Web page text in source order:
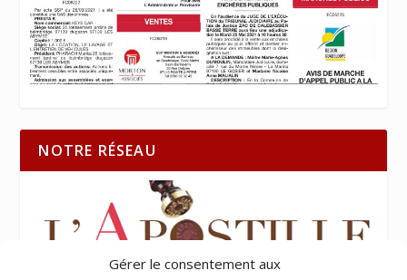
Gérer le consentement aux
NOTRE RÉSEAU